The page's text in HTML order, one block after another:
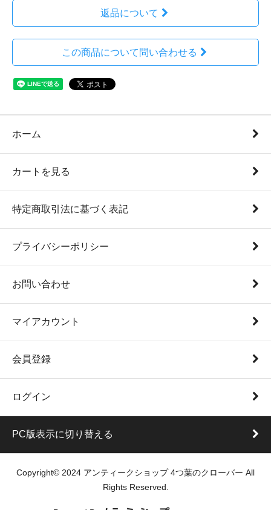
返品について
この商品について問い合わせる
ホーム
カートを見る
特定商取引法に基づく表記
プライバシーポリシー
お問い合わせ
マイアカウント
会員登録
ログイン
PC版表示に切り替える
Copyright© 2024 アンティークショップ 4つ葉のクローバー All
Rights Reserved.